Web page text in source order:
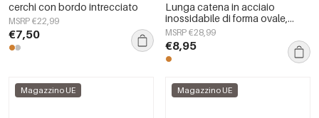
cerchi con bordo intrecciato
MSRP €22,99
€7,50
Lunga catena in acciaio
inossidabile di forma ovale,
semplice, serie per tutti i giorni,
gioielli da donna
MSRP €28,99
€8,95
Magazzino UE Magazzino UE